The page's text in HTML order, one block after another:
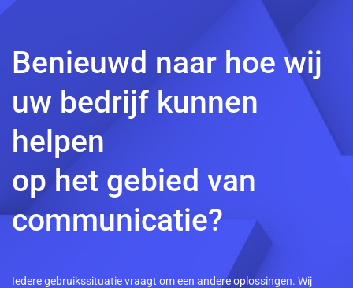
Benieuwd naar hoe wij
uw bedrijf kunnen
helpen
op het gebied van
communicatie?
Iedere gebruikssituatie vraagt om een andere oplossingen. Wij